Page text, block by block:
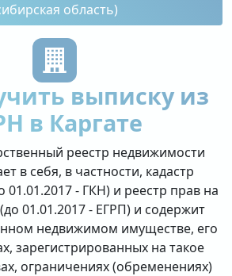
область)
выписку из
в Каргате
реестр недвижимости
в себя, в частности, кадастр
- ГКН) и реестр прав на
01.01.2017 - ЕГРП) и содержит
недвижимом имуществе, его
зарегистрированных на такое
ограничениях (обременениях)